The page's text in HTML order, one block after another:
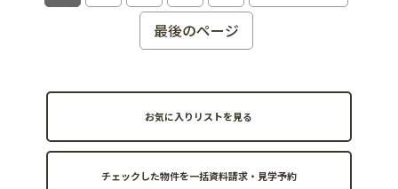
最後のページ
お気に入りリストを見る